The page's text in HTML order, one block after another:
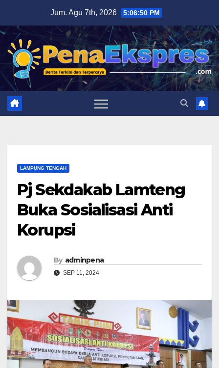
content
Jum. Agu 7th, 2026 5:06:51 PM
LAMPUNG TENGAH
Pj Sekdakab Lamteng
Buka Sosialisasi Anti
Korupsi
By adminpena
SEP 11, 2024